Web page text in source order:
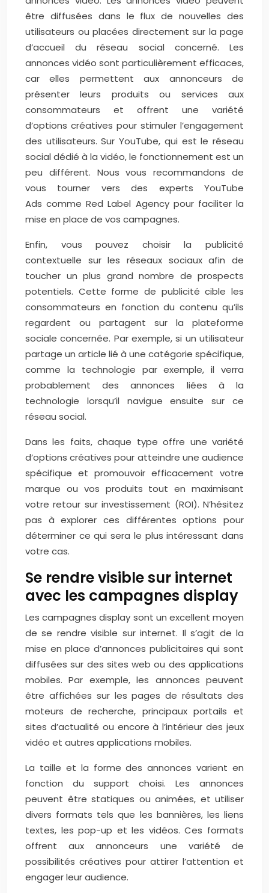
être diffusées dans le flux de nouvelles des
utilisateurs ou placées directement sur la page
d’accueil du réseau social concerné. Les
annonces vidéo sont particulièrement efficaces,
car elles permettent aux annonceurs de
présenter leurs produits ou services aux
consommateurs et offrent une variété
d’options créatives pour stimuler l’engagement
des utilisateurs. Sur YouTube, qui est le réseau
social dédié à la vidéo, le fonctionnement est un
peu différent. Nous vous recommandons de
vous tourner vers des experts YouTube
Ads comme Red Label Agency pour faciliter la
mise en place de vos campagnes.
Enfin, vous pouvez choisir la publicité
contextuelle sur les réseaux sociaux afin de
toucher un plus grand nombre de prospects
potentiels. Cette forme de publicité cible les
consommateurs en fonction du contenu qu’ils
regardent ou partagent sur la plateforme
sociale concernée. Par exemple, si un utilisateur
partage un article lié à une catégorie spécifique,
comme la technologie par exemple, il verra
probablement des annonces liées à la
technologie lorsqu’il navigue ensuite sur ce
réseau social.
Dans les faits, chaque type offre une variété
d’options créatives pour atteindre une audience
spécifique et promouvoir efficacement votre
marque ou vos produits tout en maximisant
votre retour sur investissement (ROI). N’hésitez
pas à explorer ces différentes options pour
déterminer ce qui sera le plus intéressant dans
votre cas.
Se rendre visible sur internet
avec les campagnes display
Les campagnes display sont un excellent moyen
de se rendre visible sur internet. Il s’agit de la
mise en place d’annonces publicitaires qui sont
diffusées sur des sites web ou des applications
mobiles. Par exemple, les annonces peuvent
être affichées sur les pages de résultats des
moteurs de recherche, principaux portails et
sites d’actualité ou encore à l’intérieur des jeux
vidéo et autres applications mobiles.
La taille et la forme des annonces varient en
fonction du support choisi. Les annonces
peuvent être statiques ou animées, et utiliser
divers formats tels que les bannières, les liens
textes, les pop-up et les vidéos. Ces formats
offrent aux annonceurs une variété de
possibilités créatives pour attirer l’attention et
engager leur audience.